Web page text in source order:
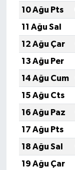
10 Ağu Pts
11 Ağu Sal
12 Ağu Çar
13 Ağu Per
14 Ağu Cum
15 Ağu Cts
16 Ağu Paz
17 Ağu Pts
18 Ağu Sal
19 Ağu Çar